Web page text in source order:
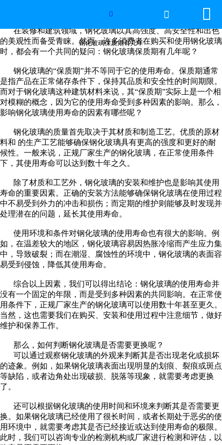
网站首页
世界杯官方网页版
新闻中心
厂房设备
联系我们

钢化玻璃保质期有几年
 
钢化玻璃保质期有几年
在装修和建筑领域，钢化玻璃以其高强度、高安全性和出色
的美观性而备受青睐。然而，许多消费者在购买和使用钢化玻璃
时，都会有一个共同的疑问：钢化玻璃保质期有几年呢？
钢化玻璃的“保质期”并不等同于它的使用寿命。保质期通常
是指产品在正常储存条件下，保持其品质和安全性的时间期限。
而对于钢化玻璃这种建筑材料来说，其“保质期”实际上是一个相
对模糊的概念，因为它的使用寿命受到多种因素的影响。那么，
影响钢化玻璃使用寿命的因素有哪些呢？
钢化玻璃的质量首先取决于其材质和制造工艺。优质的原材
料和 的生产工艺能够确保钢化玻璃具有更高的强度和更好的耐
候性。一般来说，正规厂家生产的钢化玻璃，在正常使用条件
下，其使用寿命可以达到数十年之久。
除了材质和工艺外，钢化玻璃的安装和维护也是影响其使用
寿命的重要因素。正确的安装方法能够确保钢化玻璃在使用过程
中不易受到外力的冲击和损伤；而定期的维护则能够及时发现并
处理潜在的问题，延长其使用寿命。
使用环境和条件对钢化玻璃的使用寿命也有很大的影响。例
如，在温差较大的地区，钢化玻璃容易因热胀冷缩而产生应力集
中，导致破裂；而在潮湿、腐蚀性的环境中，钢化玻璃的表面容
易受到侵蚀，降低其使用寿命。
综合以上因素，我们可以得出结论：钢化玻璃的使用寿命并
没有一个固定的年限，而是受到多种因素的共同影响。在正常使
用条件下，正规厂家生产的钢化玻璃可以使用数十年甚至更久。
当然，这也需要我们在购买、安装和使用过程中注意细节，做好
维护和保养工作。
那么，如何判断钢化玻璃是否需要更换呢？
可以通过观察钢化玻璃的外观来判断其是否出现老化或损坏
的迹象。例如，如果钢化玻璃表面出现明显的划痕、裂痕或斑点
等缺陷，或者边角处出现破损、脱落等现象，就需要考虑更换
了。
还可以根据钢化玻璃的使用时间和环境来判断其是否需要更
换。如果钢化玻璃已经使用了很长时间，或者长期处于恶劣的使
用环境中，就需要考虑其是否已经接近或达到使用寿命的极限。
此时，我们可以咨询专业的检测机构或厂家进行检测和评估，以